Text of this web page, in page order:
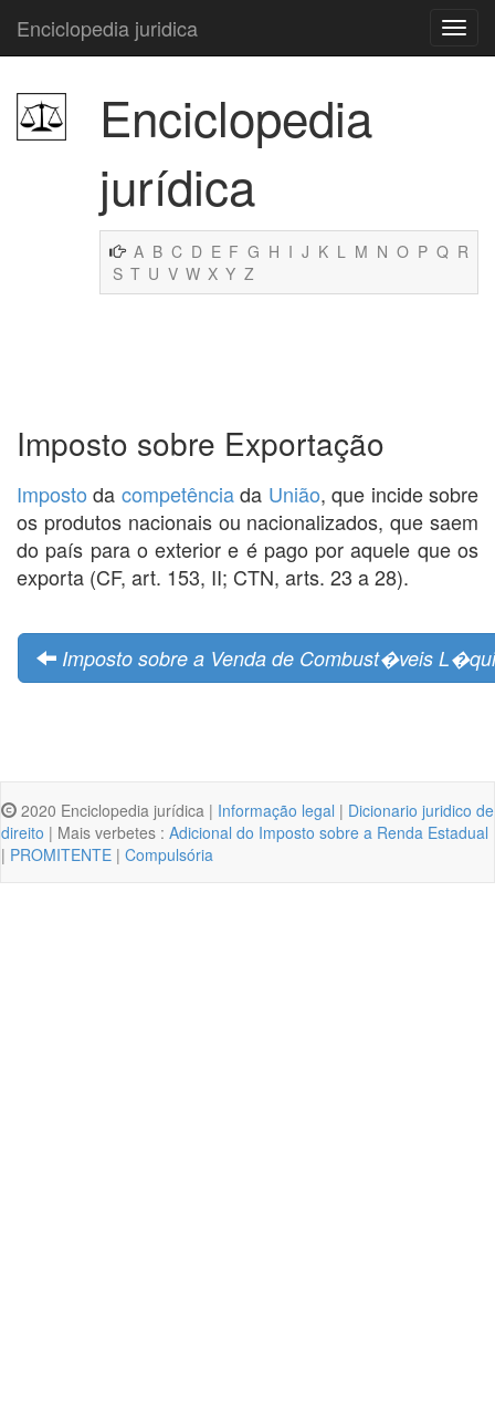
Enciclopedia juridica
Enciclopedia
jurídica
A B C D E F G H I J K L M N O P Q R
S T U V W X Y Z
Imposto sobre Exportação
Imposto da competênciada União, que incide sobre
os produtos nacionais ou nacionalizados, que saem
do país para o exterior e é pago por aquele que os
exporta (CF, art. 153, II; CTN, arts. 23 a 28).
Imposto sobre a Venda de Combust�veis
2020 Enciclopedia jurídica | Informação legal | Dicionario juridico de
direito | Mais verbetes : Adicional do Imposto sobre a Renda Estadual
| PROMITENTE | Compulsória